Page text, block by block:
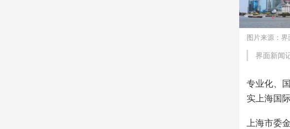
图片来源：界
界面新闻
专业化、
实上海国
上海市委